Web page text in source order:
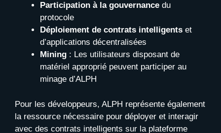
Participation à la gouvernance du
protocole
Déploiement de contrats intelligents et
d’applications décentralisées
Mining : Les utilisateurs disposant de
matériel approprié peuvent participer au
minage d’ALPH
Pour les développeurs, ALPH représente également
la ressource nécessaire pour déployer et interagir
avec des contrats intelligents sur la plateforme